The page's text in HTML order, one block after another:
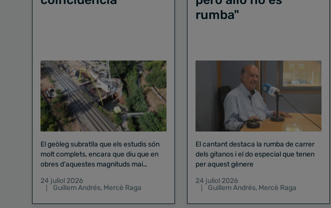
El geòleg subratlla que els estudis són
molt complets, encara que diu que en
obres d'aquestes magnituds mai
24 juliol 2026
Guillem Andrés, Mercè Raga
rumba"
El cantant destaca la rumba de carrer
dels gitanos i el do especial que tenen
per aquest gènere
24 juliol 2026
Guillem Andrés, Mercè Raga